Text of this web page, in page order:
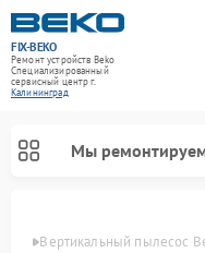
FIX-BEKO
Ремонт устройств Beko
Специализированный
cервисный центр г.
Калининград
Мы
Вертикальный пылесос